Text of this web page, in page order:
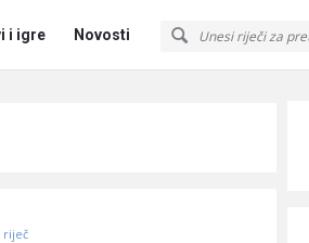
i igre Novosti
riječ